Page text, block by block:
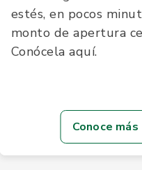
estés, en pocos
monto de apertura
Conócela aquí.
Conoce más